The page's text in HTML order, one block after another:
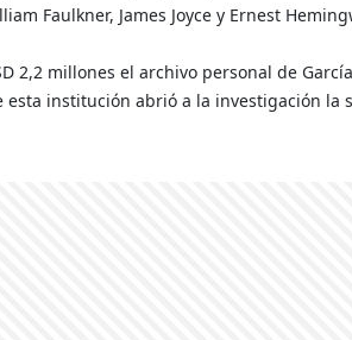
Faulkner, James Joyce y Ernest
2,2 millones el archivo personal de
institución abrió a la investigación la